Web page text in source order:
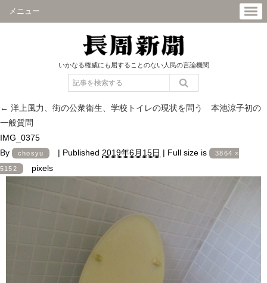
メニュー
いかなる権威にも屈することのない人民の言論機関
← 洋上風力、街の公衆衛生、学校トイレの現状を問う 本池涼子初の
一般質問
IMG_0375
By
chosyu | Published 2019年6月15日 | Full size is 3864 ×
5152 pixels